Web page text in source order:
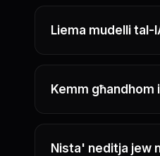
Liema mudelli
Kemm
Nista' neditja jew